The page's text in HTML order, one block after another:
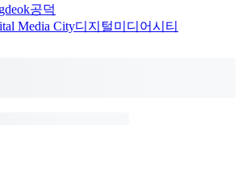
공덕
Media City디지털미디어시티